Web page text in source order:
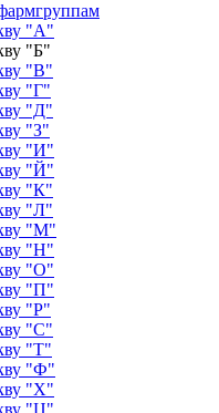
"А"
"Б"
"В"
"Г"
"Д"
"З"
"И"
"Й"
"К"
"Л"
"М"
"Н"
"О"
"П"
"Р"
"С"
"Т"
"Ф"
"Х"